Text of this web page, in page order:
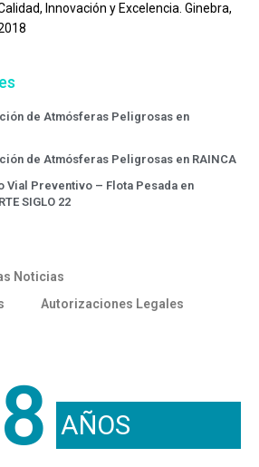
Innovación y Excelencia. Ginebra,
de Atmósferas Peligrosas en
de Atmósferas Peligrosas en RAINCA
Vial Preventivo – Flota Pesada en
SIGLO 22
Noticias
Autorizaciones Legales
AÑOS